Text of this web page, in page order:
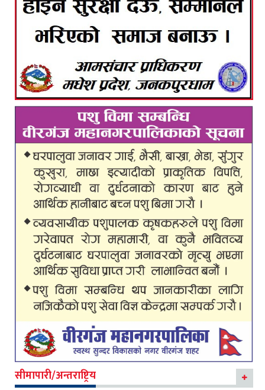
सीमापारी/अन्तराष्ट्रिय